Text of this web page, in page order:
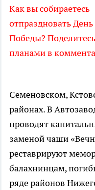
Как вы собираетесь
отпраздновать День
Победы? Поделитесь
планами в
Семеновском,
районах. В
проводят
заменой чаши
реставрируют
балахнинцам,
ряде районов